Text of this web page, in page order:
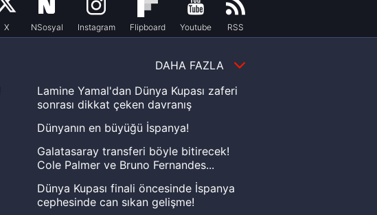
X NSosyal Instagram Flipboard Youtube RSS
DAHA FAZLA
Lamine Yamal'dan Dünya Kupası zaferi
sonrası dikkat çeken davranış
Dünyanın en büyüğü İspanya!
Galatasaray transferi böyle bitirecek!
Cole Palmer ve Bruno Fernandes...
Dünya Kupası finali öncesinde İspanya
cephesinde can sıkan gelişme!